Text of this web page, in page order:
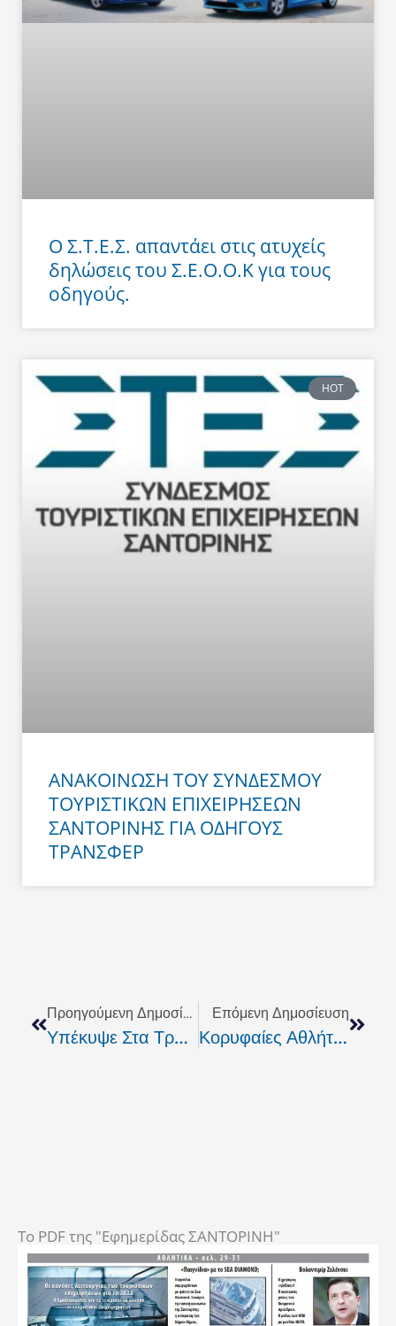
Ο Σ.Τ.Ε.Σ. απαντάει στις ατυχείς
δηλώσεις του Σ.Ε.Ο.Ο.Κ για τους
οδηγούς.
HOT
ΑΝΑΚΟΙΝΩΣΗ ΤΟΥ ΣΥΝΔΕΣΜΟΥ
ΤΟΥΡΙΣΤΙΚΩΝ ΕΠΙΧΕΙΡΗΣΕΩΝ
ΣΑΝΤΟΡΙΝΗΣ ΓΙΑ ΟΔΗΓΟΥΣ
ΤΡΑΝΣΦΕΡ
Προηγούμενη Δημοσίευση
Υπέκυψε Στα Τραύματά Του Ο Γνωστός Δικηγόρος Που Έπεσε Θύμα Τροχαίου
Επόμενη Δημοσίευση
Κορυφαίες Αθλήτριες Του Beach Volley Από Τη Δευτέρα Στο Ρέθυμνο!
To PDF της "Εφημερίδας ΣΑΝΤΟΡΙΝΗ"